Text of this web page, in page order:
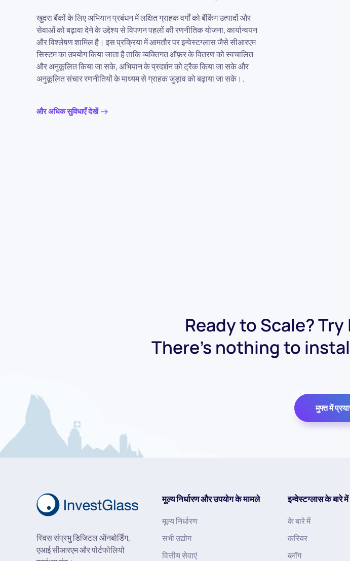
खुदरा बैंकों के लिए अभियान प्रबंधन में लक्षित ग्राहक वर्गों को बैंकिंग उत्पादों और
सेवाओं को बढ़ावा देने के उद्देश्य से विपणन पहलों की रणनीतिक योजना, कार्यान्वयन
और विश्लेषण शामिल है। इस प्रक्रिया में आमतौर पर इन्वेस्टग्लास जैसे सीआरएम
सिस्टम का उपयोग किया जाता है ताकि व्यक्तिगत ऑफ़र के वितरण को स्वचालित
और अनुकूलित किया जा सके, अभियान के प्रदर्शन को ट्रैक किया जा सके और
अनुकूलित संचार रणनीतियों के माध्यम से ग्राहक जुड़ाव को बढ़ाया जा सके।.
और अधिक सुविधाएँ देखें
Ready to Scale?
There's nothing to
मुफ्त में
स्विस संप्रभु डिजिटल ऑनबोर्डिंग,
एआई सीआरएम और पोर्टफोलियो
मूल्य निर्धारण और उपयोग के मामले
मूल्य निर्धारण
सभी उद्योग
वित्तीय सेवाएं
इन्वेस्टग्लास के बारे में
के बारे में
करियर
ब्लॉग